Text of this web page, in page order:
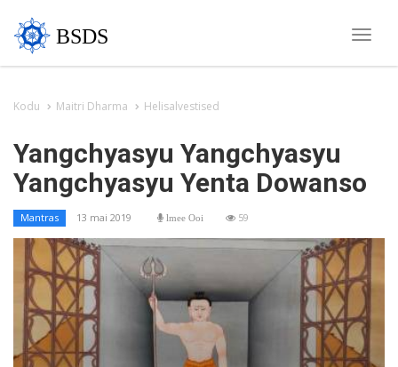
Toggle
BSDS
Kodu Maitri Dharma Helisalvestised
Yangchyasyu Yangchyasyu
Yangchyasyu Yenta Dowanso
Mantras 13 mai 2019 lmee Ooi 59